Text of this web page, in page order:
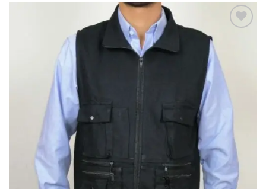
lista de
deseos